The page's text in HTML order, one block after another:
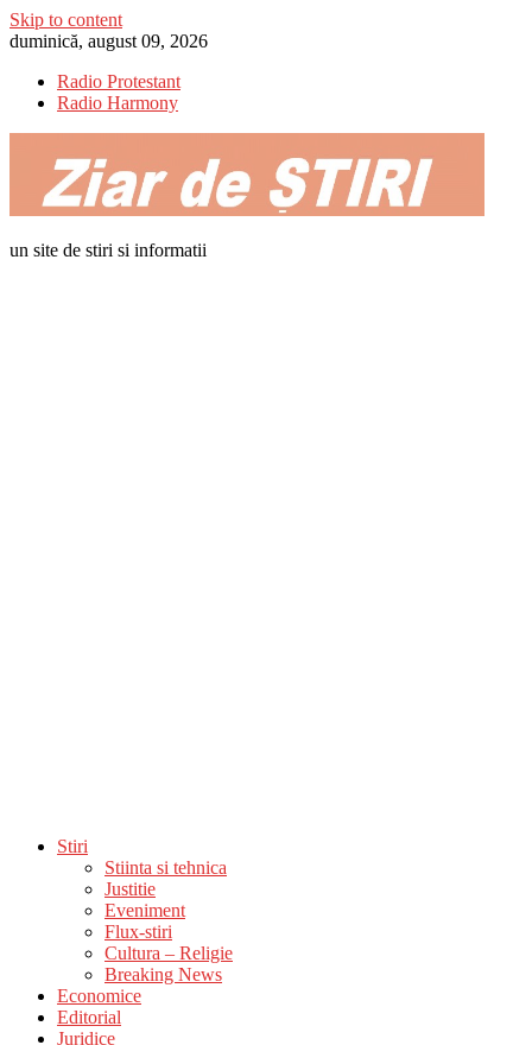
Skip to content
duminică, august 09, 2026
Radio Protestant
Radio Harmony
un site de stiri si informatii
Stiri
Stiinta si tehnica
Justitie
Eveniment
Flux-stiri
Cultura – Religie
Breaking News
Economice
Editorial
Juridice